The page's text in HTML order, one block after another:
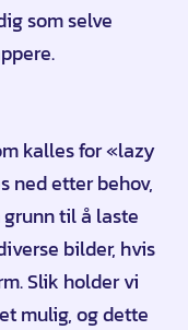
som selve
kalles for «lazy
ned etter behov,
til å laste
bilder, hvis
Slik holder vi
mulig, og dette